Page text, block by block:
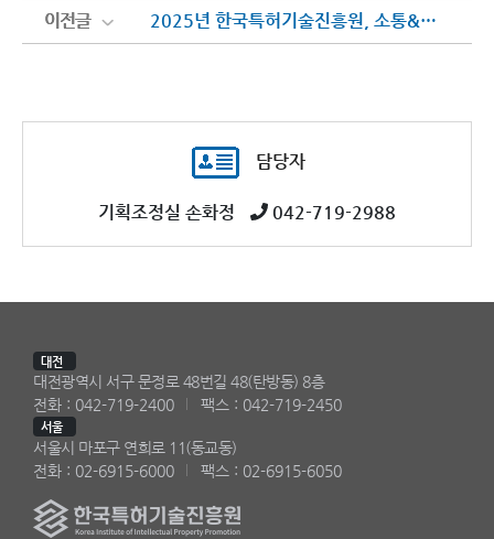
이전글 2025년 한국특허기술진흥원, 소통&협업 워크숍 성료
이전글
담당자
기획조정실 손화정 042-719-2988
대전
대전광역시 서구 문정로 48번길 48(탄방동) 8층
전화 : 042-719-2400
팩스 : 042-719-2450
서울
서울시 마포구 연희로 11(동교동)
전화 : 02-6915-6000
팩스 : 02-6915-6050